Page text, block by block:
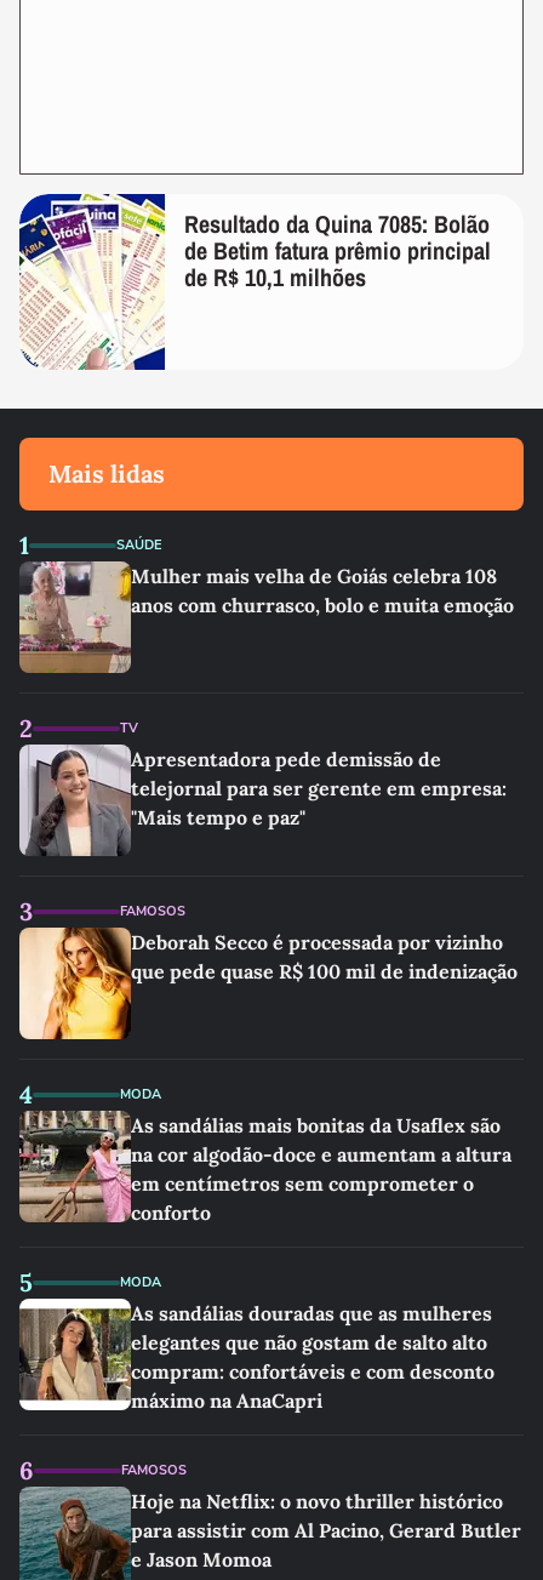
Resultado da Quina 7085: Bolão
de Betim fatura prêmio principal
de R$ 10,1 milhões
Mais lidas
1 SAÚDE
Mulher mais velha de Goiás celebra 108
anos com churrasco, bolo e muita emoção
2 TV
Apresentadora pede demissão de
telejornal para ser gerente em empresa:
"Mais tempo e paz"
3 FAMOSOS
Deborah Secco é processada por vizinho
que pede quase R$ 100 mil de indenização
4 MODA
As sandálias mais bonitas da Usaflex são
na cor algodão-doce e aumentam a altura
em centímetros sem comprometer o
conforto
5 MODA
As sandálias douradas que as mulheres
elegantes que não gostam de salto alto
compram: confortáveis e com desconto
máximo na AnaCapri
6 FAMOSOS
Hoje na Netflix: o novo thriller histórico
para assistir com Al Pacino, Gerard Butler
e Jason Momoa